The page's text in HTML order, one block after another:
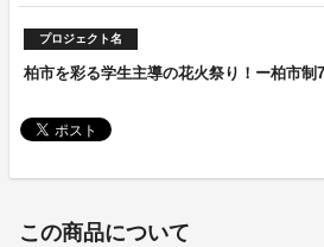
プロジェクト名
柏市を彩る学生主導の花火祭り！ー柏市制
この商品について